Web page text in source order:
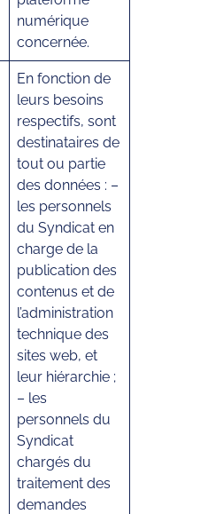
numérique
concernée.
En fonction de
leurs besoins
respectifs, sont
destinataires de
tout ou partie
des données : –
les personnels
du Syndicat en
charge de la
publication des
contenus et de
l’administration
technique des
sites web, et
leur hiérarchie ;
– les
personnels du
Syndicat
chargés du
traitement des
demandes